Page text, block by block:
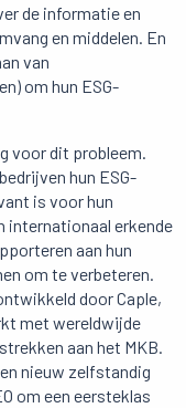
de informatie en
en middelen. En
van
om hun ESG-
voor dit probleem.
hun ESG-
is voor hun
internationaal erkende
aan hun
om te verbeteren.
door Caple,
met wereldwijde
aan het MKB.
nieuw zelfstandig
om een eersteklas